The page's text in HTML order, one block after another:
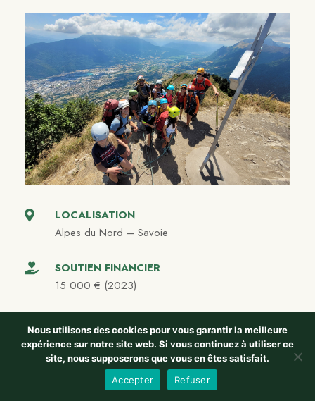
LOCALISATION
Alpes du Nord – Savoie
SOUTIEN FINANCIER
15 000 € (2023)
Refuge partagé du Fort
de la Batterie
Association pour que Vive le Fort de la Batterie
Nous utilisons des cookies pour vous garantir la meilleure
expérience sur notre site web. Si vous continuez à utiliser ce
site, nous supposerons que vous en êtes satisfait.
Accepter
Refuser